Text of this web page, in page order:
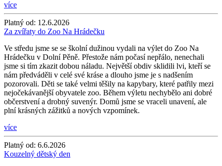
více
Platný od: 12.6.2026
Za zvířaty do Zoo Na Hrádečku
Ve středu jsme se se školní dužinou vydali na výlet do Zoo Na
Hrádečku v Dolní Pěně. Přestože nám počasí nepřálo, nenechali
jsme si tím zkazit dobou náladu. Největší obdiv sklidili lvi, kteří se
nám předváděli v celé své kráse a dlouho jsme je s nadšením
pozorovali. Děti se také velmi těšily na kapybary, které patřily mezi
nejočekávanější obyvatele zoo. Během výletu nechybělo ani dobré
občerstvení a drobný suvenýr. Domů jsme se vraceli unavení, ale
plní krásných zážitků a nových vzpomínek.
více
Platný od: 6.6.2026
Kouzelný dětský den